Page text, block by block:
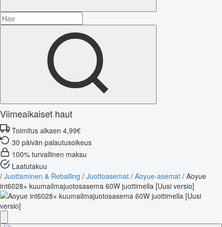
Viimeaikaiset haut
Toimitus alkaen 4,99€
30 päivän palautusoikeus
100% turvallinen maksu
Laatutakuu
/ Juottaminen & Reballing / Juottoasemat / Aoyue-asemat / Aoyue
int6028+ kuumailmajuotosasema 60W juottimella [Uusi versio]